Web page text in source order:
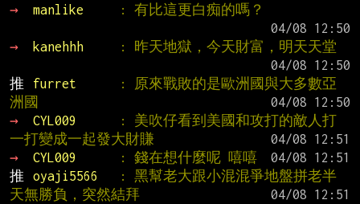
→
manlike
: 有比這更白痴的嗎？
→
kanehhh
: 昨天地獄，今天財富，明天天堂
推
furret
: 原來戰敗的是歐洲國與大多數亞
洲國
→
CYL009
: 美吹仔看到美國和攻打的敵人打
一打變成一起發大財賺
→
CYL009 : 錢在想什麼呢 嘻嘻
推
oyaji5566
: 黑幫老大跟小混混爭地盤拼老半
天無勝負，突然結拜